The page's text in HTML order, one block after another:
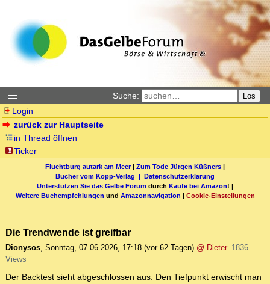
Suche: Los
Login
zurück zur Hauptseite
in Thread öffnen
Ticker
Fluchtburg autark am Meer| Zum Tode Jürgen Küßners |
Bücher vom Kopp-Verlag | Datenschutzerklärung
Unterstützen Sie das Gelbe Forum durch Käufe bei Amazon! |
Weitere Buchempfehlungen und Amazonnavigation | Cookie-Einstellungen
Die Trendwende ist greifbar
Dionysos, Sonntag, 07.06.2026, 17:18 (vor 62 Tagen) @ Dieter 1836
Views
Der Backtest sieht abgeschlossen aus. Den Tiefpunkt erwischt man